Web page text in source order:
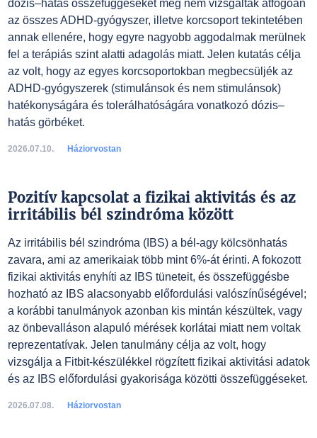
dózis–hatás összefüggéseket még nem vizsgálták átfogóan
az összes ADHD-gyógyszer, illetve korcsoport tekintetében
annak ellenére, hogy egyre nagyobb aggodalmak merülnek
fel a terápiás szint alatti adagolás miatt. Jelen kutatás célja
az volt, hogy az egyes korcsoportokban megbecsüljék az
ADHD-gyógyszerek (stimulánsok és nem stimulánsok)
hatékonyságára és tolerálhatóságára vonatkozó dózis–
hatás görbéket.
2026.07.10. Háziorvostan
Pozitív kapcsolat a fizikai aktivitás és az
irritábilis bél szindróma között
Az irritábilis bél szindróma (IBS) a bél-agy kölcsönhatás
zavara, ami az amerikaiak több mint 6%-át érinti. A fokozott
fizikai aktivitás enyhíti az IBS tüneteit, és összefüggésbe
hozható az IBS alacsonyabb előfordulási valószínűségével;
a korábbi tanulmányok azonban kis mintán készültek, vagy
az önbevalláson alapuló mérések korlátai miatt nem voltak
reprezentatívak. Jelen tanulmány célja az volt, hogy
vizsgálja a Fitbit-készülékkel rögzített fizikai aktivitási adatok
és az IBS előfordulási gyakorisága közötti összefüggéseket.
2026.07.08. Háziorvostan